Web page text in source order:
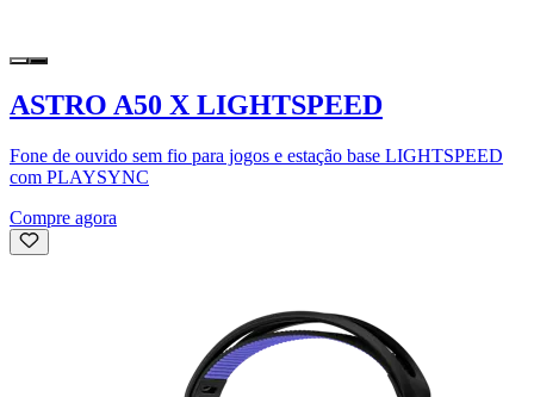
ASTRO A50 X LIGHTSPEED
Fone de ouvido sem fio para jogos e estação base LIGHTSPEED
com PLAYSYNC
Compre agora